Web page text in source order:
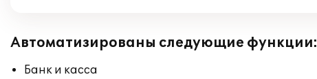
Автоматизированы следующие функции:
Банк и касса